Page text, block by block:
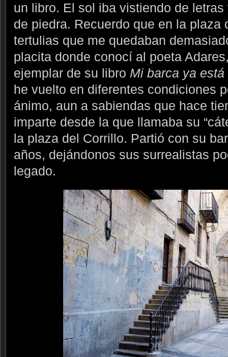
un libro. El sol iba vistiendo de
de piedra. Recuerdo que en la plaza
tertulias que me quedaban
placita donde conocí al poeta
ejemplar de su libro Mi barca ya está
he vuelto en diferentes condiciones
ánimo, aun a sabiendas que hace
imparte desde la que llamaba su
la plaza del Corrillo. Partió con su
años, dejándonos sus surrealistas
legado.